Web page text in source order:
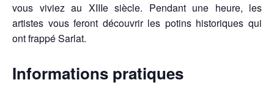
vous viviez au XIIIe siècle. Pendant une heure, les
artistes vous feront découvrir les potins historiques qui
ont frappé Sarlat.
Informations pratiques